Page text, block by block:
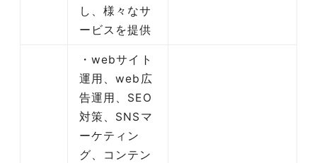
し、様々なサ
ービスを提供
・webサイト
運用、web広
告運用、SEO
対策、SNSマ
ーケティン
グ、コンテン